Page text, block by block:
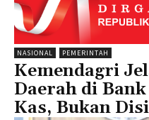
NASIONAL PEMERINTAH
Kemendagri
Daerah di
Kas, Bukan